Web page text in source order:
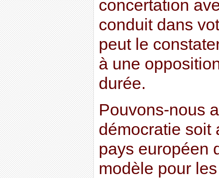
concertation
conduit dans
peut le
à une
durée.
Pouvons-nous
démocratie soit
pays européen
modèle pour